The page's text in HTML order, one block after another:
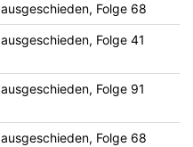
ausgeschieden, Folge 68
ausgeschieden, Folge 41
ausgeschieden, Folge 91
ausgeschieden, Folge 68